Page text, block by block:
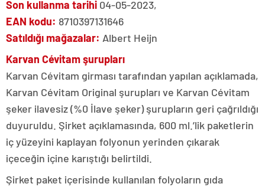
Son kullanma tarihi 04-05-2023,
EAN kodu: 8710397131646
Satıldığı mağazalar: Albert Heijn
Karvan Cévitam şurupları
Karvan Cévitam girması tarafından yapılan açıklamada,
Karvan Cévitam Original şurupları ve Karvan Cévitam
şeker ilavesiz (%0 İlave şeker) şurupların geri çağrıldığı
duyuruldu. Şirket açıklamasında, 600 ml.’lik paketlerin
iç yüzeyini kaplayan folyonun yerinden çıkarak
içeceğin içine karıştığı belirtildi.
Şirket paket içerisinde kullanılan folyoların gıda